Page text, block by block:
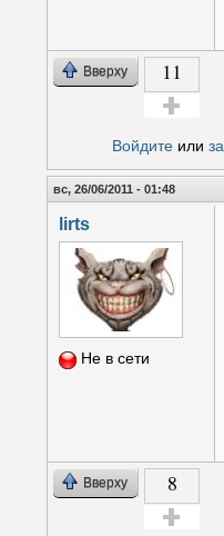
Вверху 11
Войдитеили
вс, 26/06/2011 - 01:48
lirts
Не в сети
Вверху 8